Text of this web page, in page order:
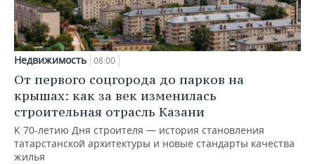
Недвижимость 08:00
От первого соцгорода до парков на
крышах: как за век изменилась
строительная отрасль Казани
К 70-летию Дня строителя — история становления
татарстанской архитектуры и новые стандарты качества
жилья